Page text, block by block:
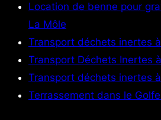
Location de benne pour
La Môle
Transport déchets inertes
Transport Déchets Inertes
Transport déchets inertes
Terrassement dans le